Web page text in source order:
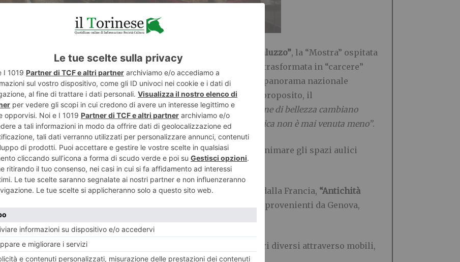
“Fondazione Amleto Bertoni” , con il patrocinio del “Comune di Saluzzo”, la “Mostra” ospitata
dei Marchesi di Saluzzo, costruita tra il 1270 ed il 1286, trasformata in “carcere”
Culturale e Museale”) conferma appieno il suo ruolo nel panorama nazionale
settore tra le più prestigiose Rassegne italiane. Sottolinea in proposito, il
anno consecutivo alla guida della Mostra:“Il gusto e la definizione di bellezza cambiano
dove la tradizione ha radici profonde e l’attenzione all’arte antica non è mai venuta meno”.
più importanti “case antiquarie” italiane e internazionali
ad animare gli spazi aulici
“Arte”e“Novarino Fine Art”di Torino,“Galerie Saint Laurent” dalla Francia, “Antichità
“Antichità La Pieve”da Sabbio Chiese (Brescia), e molte altre provenienti da Genova,
qualità e varietà, capace di raccontare epoche, stili e territori diversi attraverso mobili,